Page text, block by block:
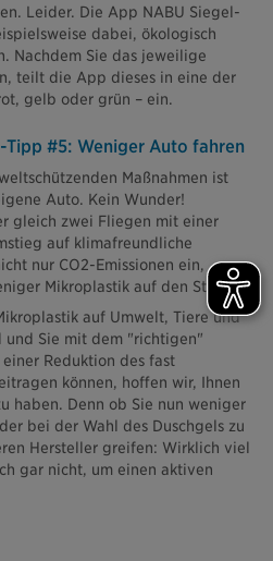
Leider. Die App NABU Siegel-
dabei, ökologisch
Nachdem Sie das jeweilige
teilt die App dieses in eine der
gelb oder grün – ein.
#5: Weniger Auto fahren
Maßnahmen ist
Auto. Kein Wunder!
gleich zwei Fliegen mit einer
auf klimafreundliche
nur CO2-Emissionen ein,
Mikroplastik auf den Straßen.
auf Umwelt, Tiere und
und Sie mit dem "richtigen"
Reduktion des fast
können, hoffen wir, Ihnen
haben. Denn ob Sie nun weniger
bei der Wahl des Duschgels zu
Hersteller greifen: Wirklich viel
gar nicht, um einen aktiven